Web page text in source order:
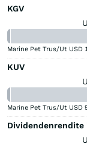
KGV
Marine Pet Trus/Ut USD
KUV
Marine Pet Trus/Ut USD
Dividendenrendite